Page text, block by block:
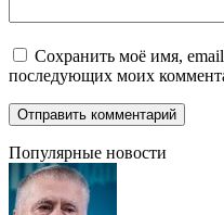
Сохранить моё имя, email
последующих моих
Популярные новости